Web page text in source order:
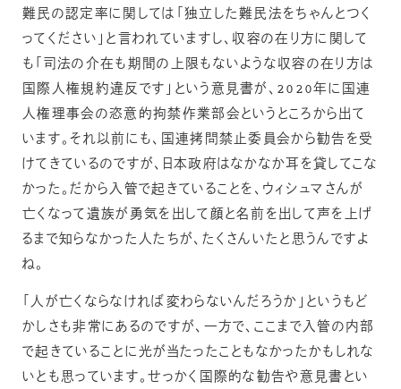
難民の認定率に関しては「独立した難民法をちゃんとつく
ってください」と言われていますし、収容の在り方に関して
も「司法の介在も期間の上限もないような収容の在り方は
国際人権規約違反です」という意見書が、2020年に国連
人権理事会の恣意的拘禁作業部会というところから出て
います。それ以前にも、国連拷問禁止委員会から勧告を受
けてきているのですが、日本政府はなかなか耳を貸してこな
かった。だから入管で起きていることを、ウィシュマさんが
亡くなって遺族が勇気を出して顔と名前を出して声を上げ
るまで知らなかった人たちが、たくさんいたと思うんですよ
ね。
「人が亡くならなければ変わらないんだろうか」というもど
かしさも非常にあるのですが、一方で、ここまで入管の内部
で起きていることに光が当たったこともなかったかもしれな
いとも思っています。せっかく国際的な勧告や意見書とい